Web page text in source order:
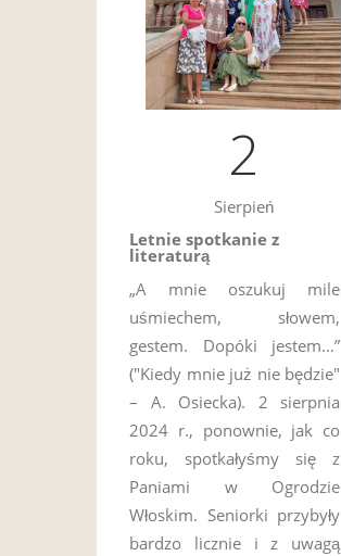
2
Sierpień
Letnie spotkanie z
literaturą
„A mnie oszukuj mile
uśmiechem, słowem,
gestem. Dopóki jestem…”
("Kiedy mnie już nie będzie"
– A. Osiecka). 2 sierpnia
2024 r., ponownie, jak co
roku, spotkałyśmy się z
Paniami w Ogrodzie
Włoskim. Seniorki przybyły
bardzo licznie i z uwagą